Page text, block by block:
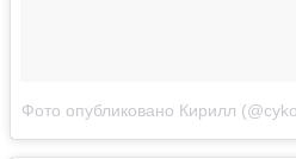
Фото опубликовано Кирилл